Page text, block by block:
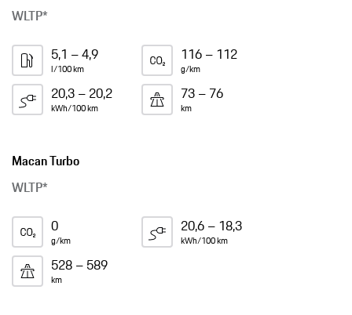
WLTP*
5,1 – 4,9
l/100 km
116 – 112
g/km
20,3 – 20,2
kWh/100 km
73 – 76
km
Macan Turbo
WLTP*
0
g/km
20,6 – 18,3
kWh/100 km
528 – 589
km